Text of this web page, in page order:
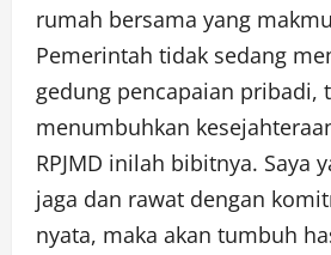
rumah bersama yang
Pemerintah tidak sedang
gedung pencapaian pribadi,
menumbuhkan
RPJMD inilah bibitnya. Saya
jaga dan rawat dengan
nyata, maka akan tumbuh